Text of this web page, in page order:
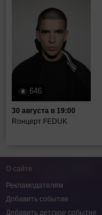
646
30 августа в 19:00
Rонцерт FEDUK
О сайте
Рекламодателям
Добавить событие
Добавить детское событие